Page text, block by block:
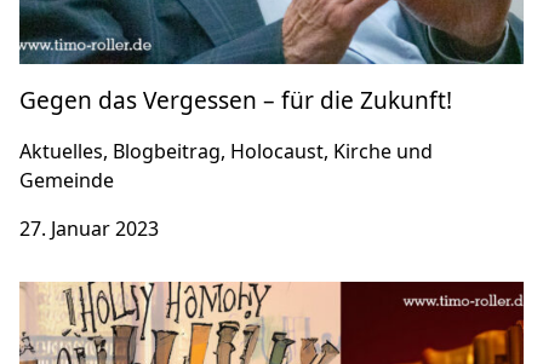
Gegen das Vergessen – für die Zukunft!
Aktuelles, Blogbeitrag, Holocaust, Kirche und
Gemeinde
27. Januar 2023